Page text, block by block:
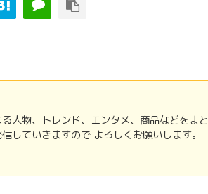
人物、トレンド、エンタメ、商品などをまと
していきますので よろしくお願いします。